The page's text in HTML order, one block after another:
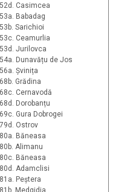
Casimcea
Babadag
Sarichioi
Ceamurlia
Jurilovca
Dunavățu de Jos
Șvinița
Grădina
Cernavodă
Dorobanțu
Gura Dobrogei
Ostrov
Băneasa
Alimanu
Băneasa
Adamclisi
Peștera